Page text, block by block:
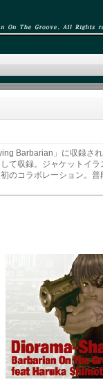
Barbarian」に収録さ
て収録。ジャケットイラ
のコラボレーション。普